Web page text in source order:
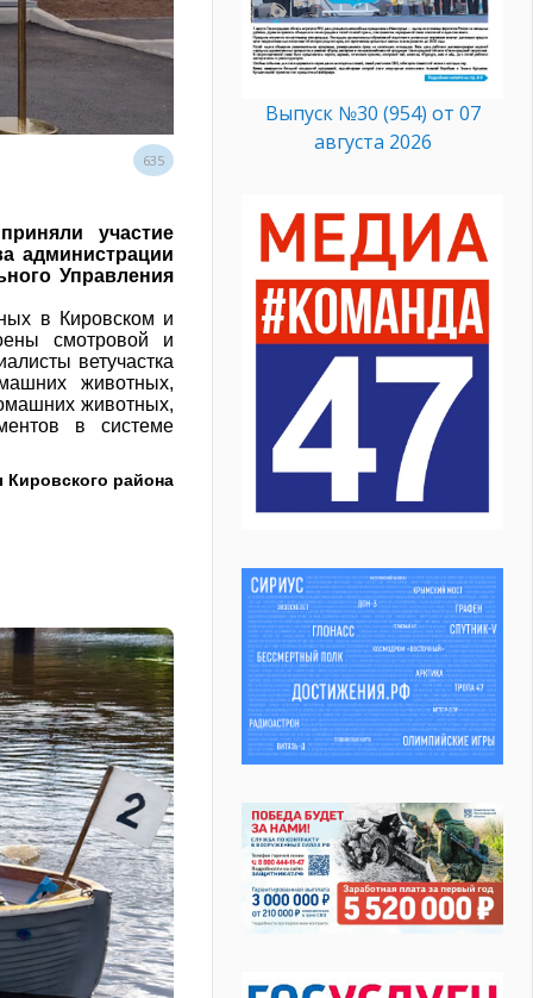
635
участие
администрации
Управления
в Кировском и
смотровой и
ветучастка
животных,
животных,
в системе
района
Выпуск №30 (954) от 07
августа 2026